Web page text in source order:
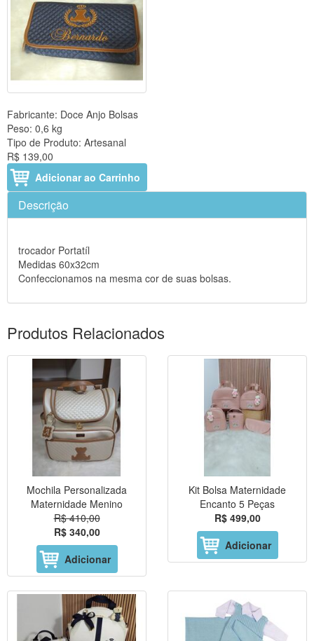
Fabricante: Doce Anjo Bolsas
Peso: 0,6 kg
Tipo de Produto: Artesanal
R$ 139,00
Adicionar ao Carrinho
Descrição
trocador Portatíl
Medidas 60x32cm
Confeccionamos na mesma cor de suas bolsas.
Produtos Relacionados
Mochila Personalizada
Maternidade Menino
R$ 410,00
R$ 340,00
Adicionar
Kit Bolsa Maternidade
Encanto 5 Peças
R$ 499,00
Adicionar